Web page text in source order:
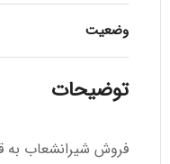
وضعیت
توضیحات
فروش شیرانشعاب به